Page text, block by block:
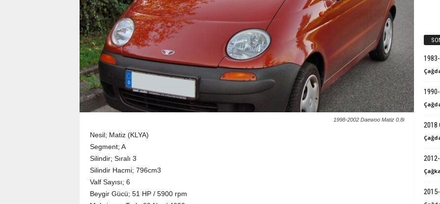
l
1998-2002 Daewoo Matiz 0.8i
Nesil; Matiz (KLYA)
Segment; A
Silindir; Sıralı 3
Silindir Hacmi; 796cm3
Valf Sayısı; 6
Beygir Gücü; 51 HP / 5900 rpm
2018